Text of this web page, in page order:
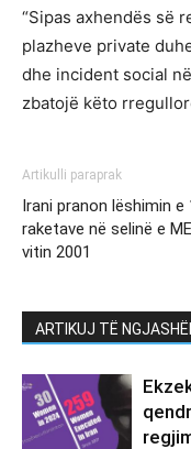
“Sipas axhendës së
plazheve private
dhe incident social
zbatojë këto
Artikulli paraprak
Irani pranon lëshimin e
raketave në selinë e
vitin 2001
ARTIKUJ TË